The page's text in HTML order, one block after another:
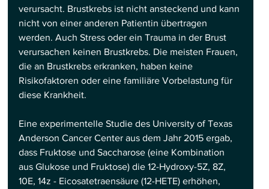
verursacht. Brustkrebs ist nicht ansteckend und kann
nicht von einer anderen Patientin übertragen
werden. Auch Stress oder ein Trauma in der Brust
verursachen keinen Brustkrebs. Die meisten Frauen,
die an Brustkrebs erkranken, haben keine
Risikofaktoren oder eine familiäre Vorbelastung für
diese Krankheit.
Eine experimentelle Studie des University of Texas
Anderson Cancer Center aus dem Jahr 2015 ergab,
dass Fruktose und Saccharose (eine Kombination
aus Glukose und Fruktose) die 12-Hydroxy-5Z, 8Z,
10E, 14z - Eicosatetraensäure (12-HETE) erhöhen,